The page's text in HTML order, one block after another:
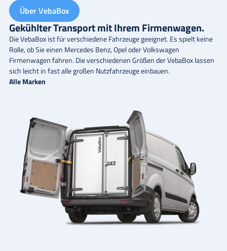
Über VebaBox
Gekühlter Transport mit Ihrem Firmenwagen.
Die VebaBox ist für verschiedene Fahrzeuge geeignet. Es spielt keine
Rolle, ob Sie einen Mercedes Benz,OpeloderVolkswagen
Firmenwagen fahren. Die verschiedenen Größen der VebaBox lassen
sich leicht in fast alle großen Nutzfahrzeuge einbauen.
Alle Marken